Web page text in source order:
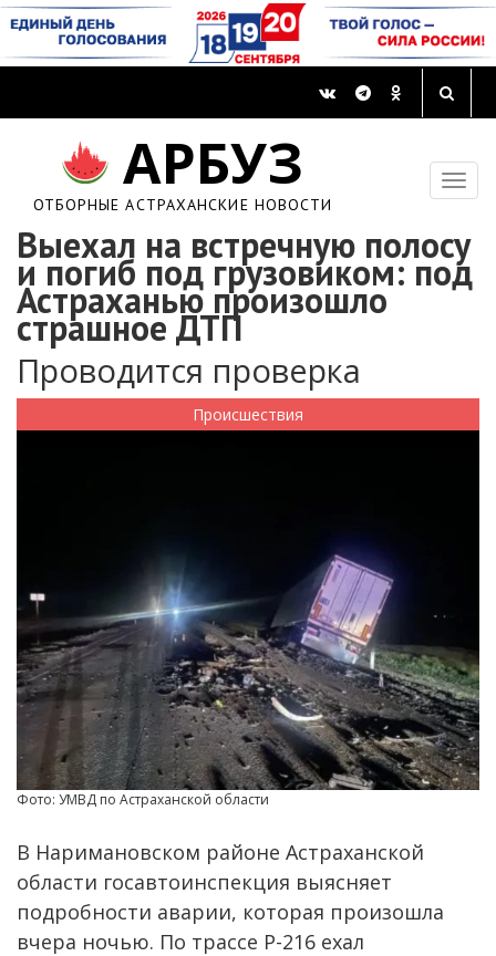
АРБУЗ
ОТБОРНЫЕ АСТРАХАНСКИЕ НОВОСТИ
Выехал на встречную полосу
и погиб под грузовиком: под
Астраханью произошло
страшное ДТП
Проводится проверка
Происшествия
Фото: УМВД по Астраханской области
В Наримановском районе Астраханской
области госавтоинспекция выясняет
подробности аварии, которая произошла
вчера ночью. По трассе Р-216 ехал